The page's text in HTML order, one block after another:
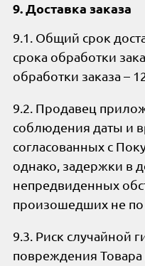
9. Доставка заказа
9.1. Общий срок
срока обработки
обработки заказа –
9.2. Продавец
соблюдения даты и
согласованных с
однако, задержки в
непредвиденных
произошедших не по
9.3. Риск случайной
повреждения